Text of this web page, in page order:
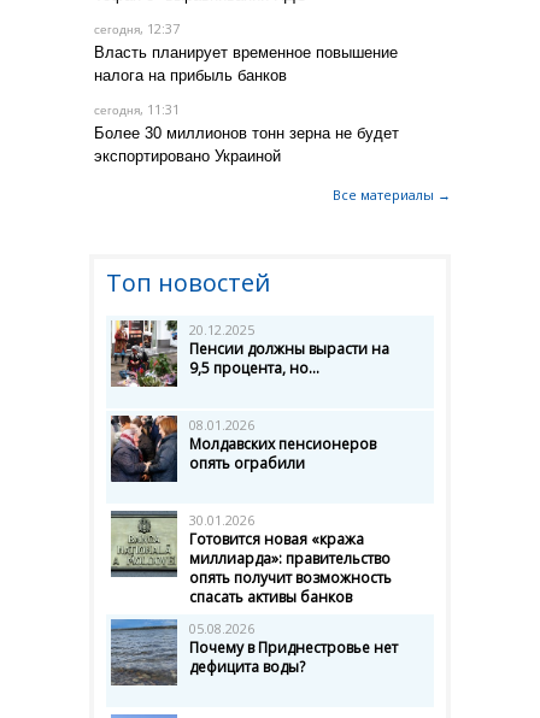
сегодня, 12:37
Власть планирует временное повышение
налога на прибыль банков
сегодня, 11:31
Более 30 миллионов тонн зерна не будет
экспортировано Украиной
Все материалы →
Топ новостей
20.12.2025
Пенсии должны вырасти на
9,5 процента, но...
08.01.2026
Молдавских пенсионеров
опять ограбили
30.01.2026
Готовится новая «кража
миллиарда»: правительство
опять получит возможность
спасать активы банков
05.08.2026
Почему в Приднестровье нет
дефицита воды?